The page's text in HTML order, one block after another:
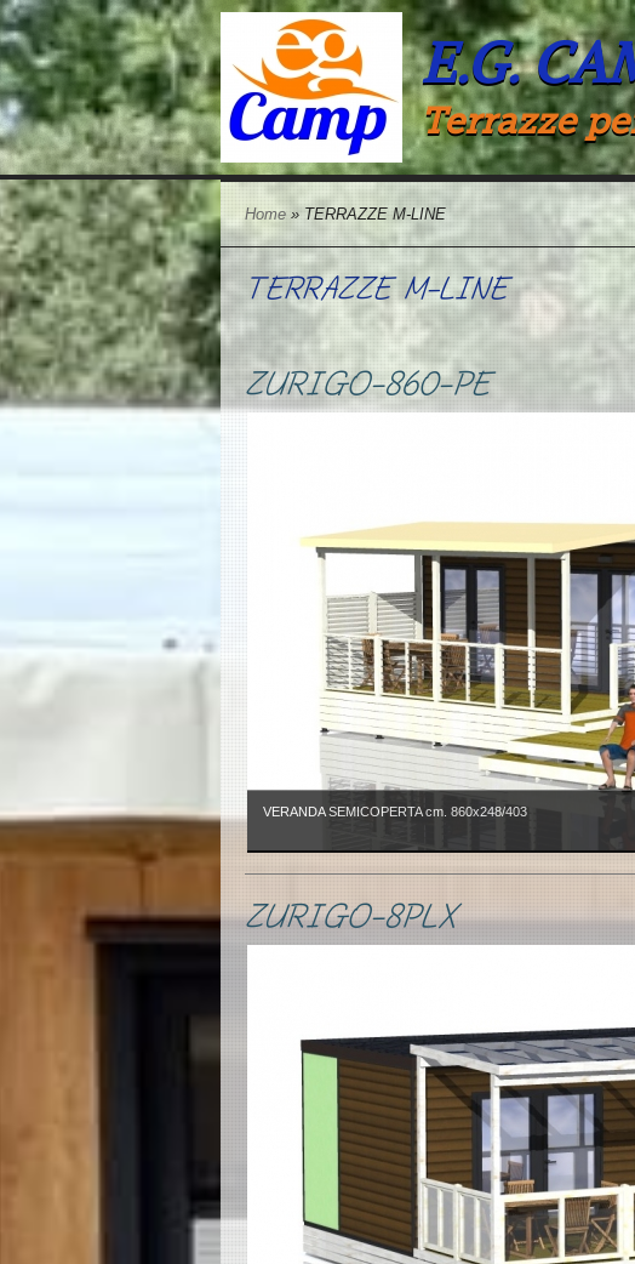
E.G.
Terrazze
Home » TERRAZZE M-LINE
TERRAZZE M-LINE
ZURIGO-860-PE
VERANDA SEMICOPERTA cm. 860x248/403
ZURIGO-8PLX